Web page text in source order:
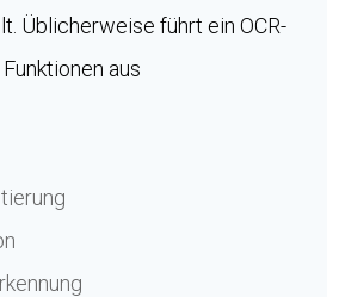
Üblicherweise führt ein OCR-
aus